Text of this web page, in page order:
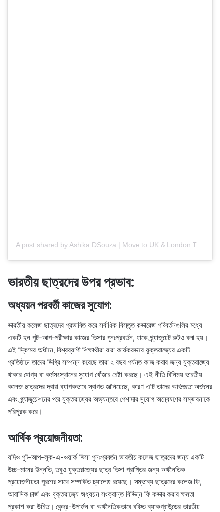
ভারতীয় ছাত্রদের উপর প্রভাব:
অধ্যয়ন পরবর্তী কাজের সুযোগ:
ভারতীয় কলেজ ছাত্রদের প্রভাবিত করে সর্বাধিক বিস্তৃত কভারেজ পরিবর্তনগুলির মধ্যে
একটি হল পুট-আপ-পরীক্ষার কাজের ভিসার পুনঃপ্রবর্তন, যাকে গ্র্যাজুয়েট রুটও বলা হয়।
এই স্কিমের অধীনে, বিশ্বব্যাপী শিক্ষার্থীরা যারা কার্যকরভাবে যুক্তরাজ্যের একটি
প্রতিষ্ঠানে তাদের ডিগ্রি সম্পন্ন করেছে তারা ২ বছর পর্যন্ত কাজ করার জন্য যুক্তরাজ্যে
থাকার যোগ্য বা কর্মসংস্থানের সুযোগ খোঁজার চেষ্টা করছে। এই নীতি বিনিময় ভারতীয়
কলেজ ছাত্রদের দ্বারা ব্যাপকভাবে স্বাগত জানিয়েছে, কারণ এটি তাদের অভিজ্ঞতা অর্জনের
এবং গ্র্যাজুয়েশনের পরে যুক্তরাজ্যের অভ্যন্তরে পেশাদার সুযোগ অন্বেষণের সম্ভাবনাকে
পরিপূরক করে।
আর্থিক প্রয়োজনীয়তা:
যদিও পুট-আপ-লুক-এ-ওয়ার্ক ভিসা পুনঃপ্রবর্তন ভারতীয় কলেজ ছাত্রদের জন্য একটি
উচ্চ-মানের উন্নতি, তবুও যুক্তরাজ্যের ছাত্র ভিসা প্রাপ্তির জন্য অর্থনৈতিক
প্রয়োজনীয়তা পূরণের সাথে সম্পর্কিত চ্যালেঞ্জ রয়েছে। সম্ভাব্য ছাত্রদের কলেজ ফি,
আবাসিক চার্জ এবং যুক্তরাজ্যে অধ্যয়ন সংক্রান্ত বিভিন্ন ফি কভার করার ক্ষমতা
প্রকাশ করা উচিত। কেন্দ্র-উপার্জন বা অর্থনৈতিকভাবে বঞ্চিত ব্যাকগ্রাউন্ডের ভারতীয়